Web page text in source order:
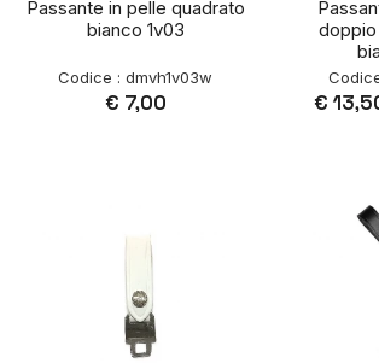
Passante in pelle quadrato
bianco 1v03
Codice : dmvh1v03w
€ 7,00 €